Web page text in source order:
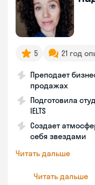
5 21 год
Преподает
продажах
Подготовила
IELTS
Создает
себя звездами
Читать дальше
Читать дальше